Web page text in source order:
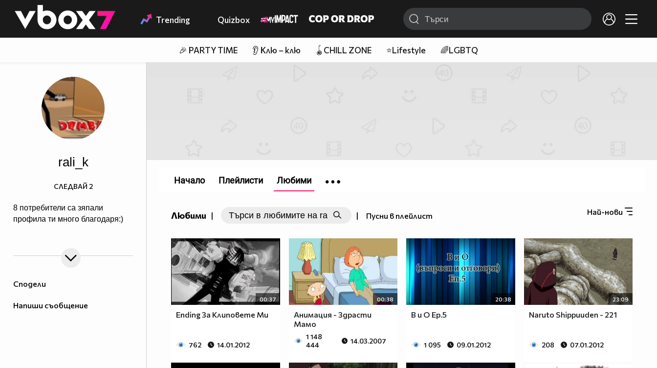
👾 Trending Quizbox
🎉 PARTY TIME 👂 Клю – клю 🪀CHILL ZONE ⭐Lifestyle 🌈LGBTQ
Сподели
Напиши съобщение
rali_k
8 потребители са зяпали
профила ти много благодаря:)
СЛЕДВАЙ 2
Любими | | Пусни в плейлист Най-нови
00:37
Ending За Клиповете Ми
762 14.01.2012
00:38
Анимация - Здрасти
Мамо
1 148
444
14.03.2007
20:38
В и О Ep.5
1 095 09.01.2012
23:09
Naruto Shippuuden - 221
208 07.01.2012
Начало Плейлисти Любими